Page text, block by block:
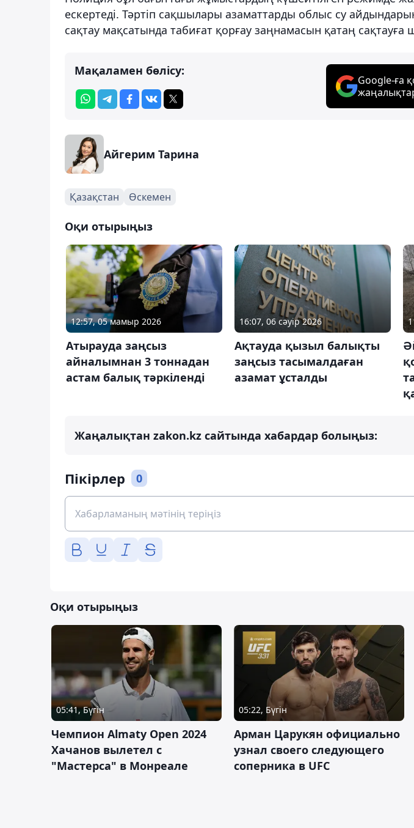
ескертеді. Тәртіп сақшылары азаматтарды облыс су
сақтау мақсатында табиғат қорғау заңнамасын қатаң
Мақаламен бөлісу:
Google-ға
Айгерим Тарина
Қазақстан Өскемен
Оқи отырыңыз
12:57, 05 мамыр 2026
Атырауда заңсыз
айналымнан 3 тоннадан
астам балық тәркіленді
16:07, 06 сәуір 2026
Ақтауда қызыл балықты
заңсыз тасымалдаған
азамат ұсталды
Жаңалықтан zakon.kz сайтында хабардар болыңыз:
Пікірлер 0
Оқи отырыңыз
05:41, Бүгін
Чемпион Almaty Open 2024
Хачанов вылетел с
"Мастерса" в Монреале
05:22, Бүгін
Арман Царукян официально
узнал своего следующего
соперника в UFC